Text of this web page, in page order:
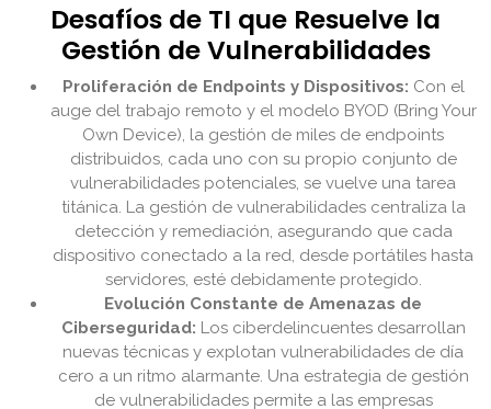
Desafíos de TI que Resuelve la
Gestión de Vulnerabilidades
Proliferación de Endpoints y Dispositivos: Con el
auge del trabajo remoto y el modelo BYOD (Bring Your
Own Device), la gestión de miles de endpoints
distribuidos, cada uno con su propio conjunto de
vulnerabilidades potenciales, se vuelve una tarea
titánica. La gestión de vulnerabilidades centraliza la
detección y remediación, asegurando que cada
dispositivo conectado a la red, desde portátiles hasta
servidores, esté debidamente protegido.
Evolución Constante de Amenazas de
Ciberseguridad: Los ciberdelincuentes desarrollan
nuevas técnicas y explotan vulnerabilidades de día
cero a un ritmo alarmante. Una estrategia de gestión
de vulnerabilidades permite a las empresas